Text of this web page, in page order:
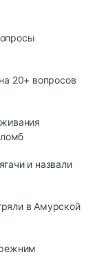
20+ вопросов
и назвали
в Амурской